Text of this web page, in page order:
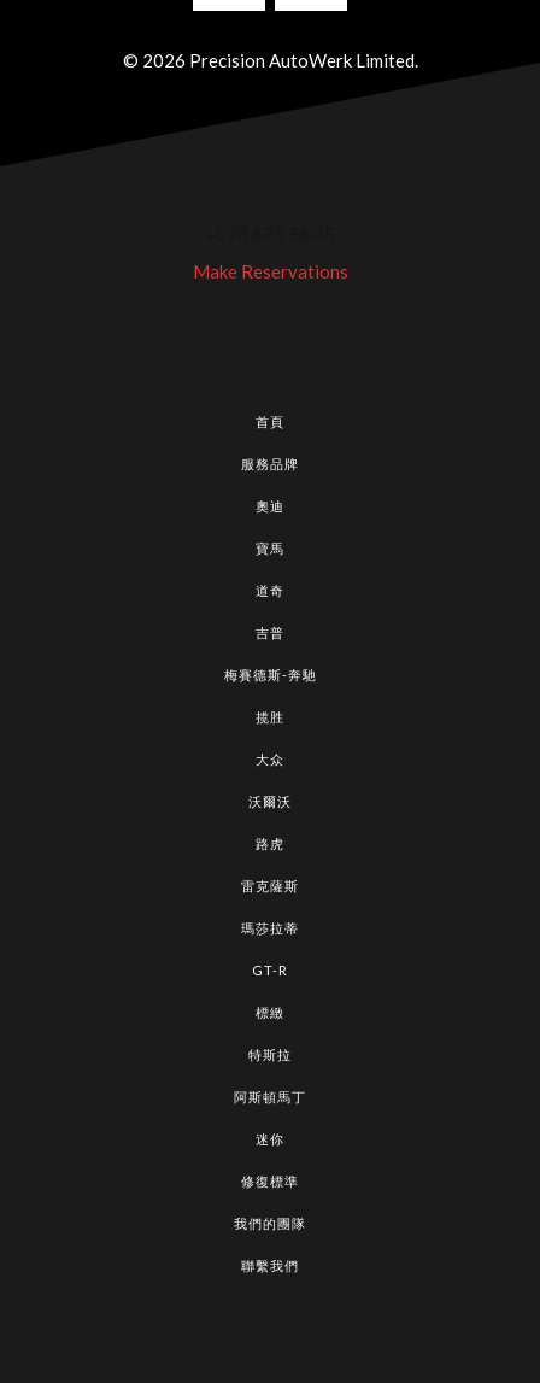
© 2026 Precision AutoWerk Limited.
Make Reservations
首頁
服務品牌
奧迪
寶馬
道奇
吉普
梅賽德斯-奔馳
揽胜
大众
沃爾沃
路虎
雷克薩斯
瑪莎拉蒂
GT-R
標緻
特斯拉
阿斯頓馬丁
迷你
修復標準
我們的團隊
聯繫我們